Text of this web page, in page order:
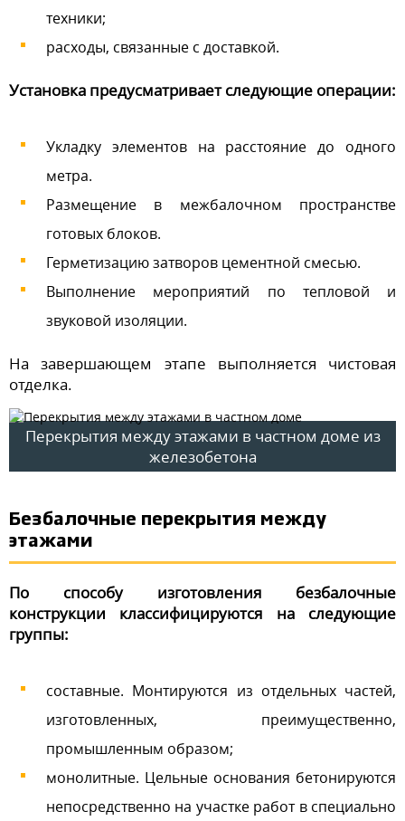
техники;
расходы, связанные с доставкой.
Установка предусматривает следующие операции:
Укладку элементов на расстояние до одного
метра.
Размещение в межбалочном пространстве
готовых блоков.
Герметизацию затворов цементной смесью.
Выполнение мероприятий по тепловой и
звуковой изоляции.
На завершающем этапе выполняется чистовая
отделка.
Перекрытия между этажами в частном доме из
железобетона
Безбалочные перекрытия между
этажами
По способу изготовления безбалочные
конструкции классифицируются на следующие
группы:
составные. Монтируются из отдельных частей,
изготовленных, преимущественно,
промышленным образом;
монолитные. Цельные основания бетонируются
непосредственно на участке работ в специально